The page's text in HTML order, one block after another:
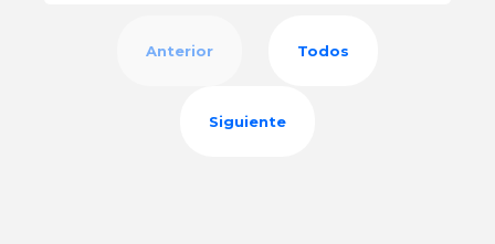
Anterior Todos
Siguiente